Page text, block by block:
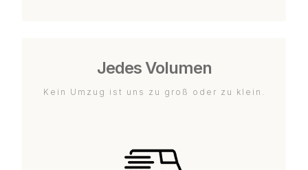
Jedes Volumen
Kein Umzug ist uns zu groß oder zu klein.